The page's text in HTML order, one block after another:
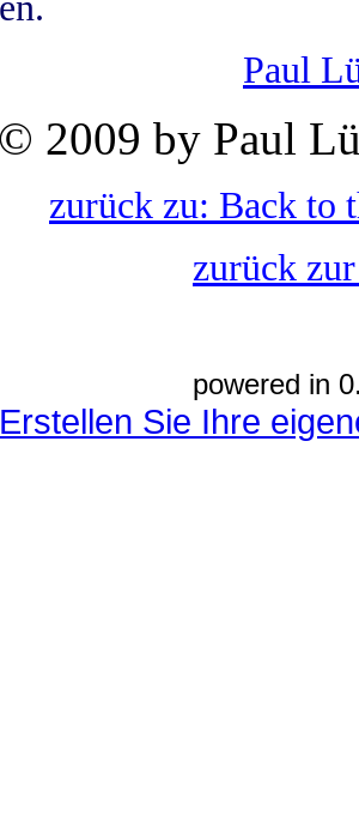
Paul
© 2009 by Paul
zurück zu: Back to
zurück
powered in
Erstellen Sie Ihre